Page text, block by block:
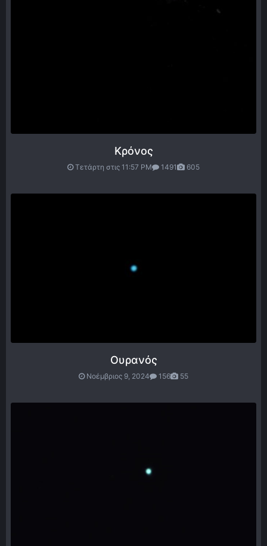
Κρόνος
Τετάρτη στις 11:57 PM 1491 605
Ουρανός
Νοέμβριος 9, 2024 156 55